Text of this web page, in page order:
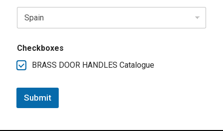
Checkboxes
BRASS DOOR HANDLES Catalogue
Submit